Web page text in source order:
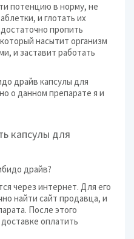
потенцию в норму, не
и глотать их
пропить
насытит организм
и заставит работать
драйв капсулы для
о данном препарате я и
капсулы для
драйв?
через интернет. Для его
найти сайт продавца, и
После этого
оплатить